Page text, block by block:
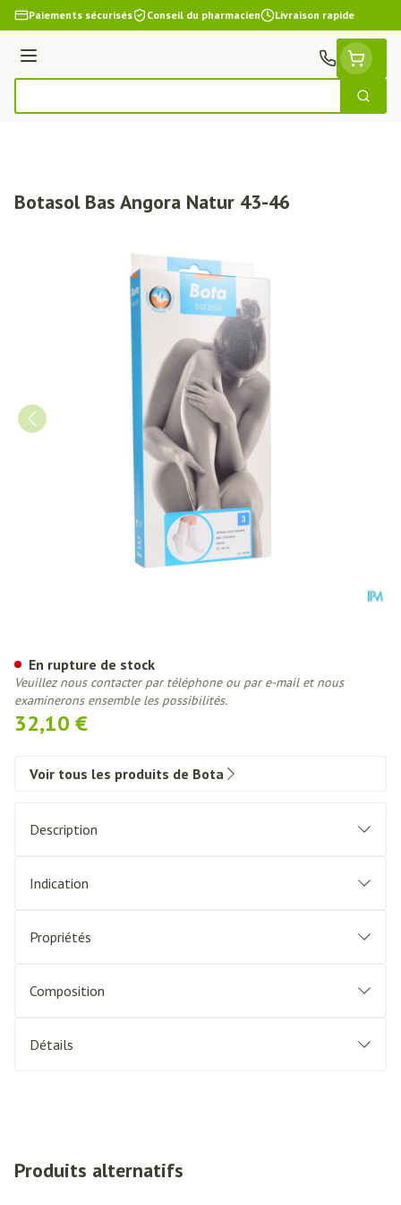
Aller au contenu
Paiements sécurisés Conseil du pharmacien Livraison rapide
Menu
Botasol Bas Angora Natur 43-46
32,10 €
En rupture de stock
Veuillez nous contacter par téléphone ou par e-mail et nous
examinerons ensemble les possibilités.
Voir tous les produits de Bota
Description
Indication
Propriétés
Composition
Détails
Produits alternatifs